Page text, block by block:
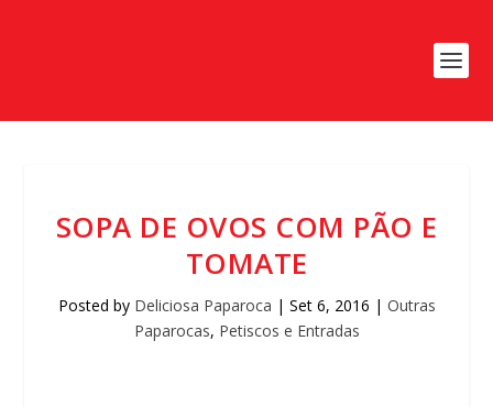
SOPA DE OVOS COM PÃO E
TOMATE
Posted by Deliciosa Paparoca | Set 6, 2016 | Outras
Paparocas, Petiscos e Entradas